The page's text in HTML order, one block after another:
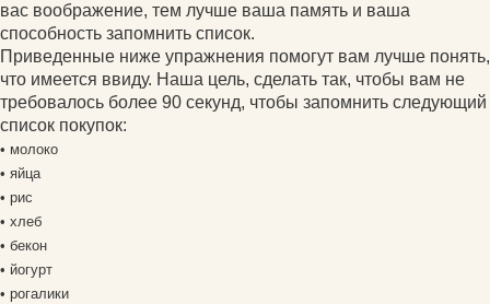
вас воображение, тем лучше ваша память и ваша
способность запомнить список.
Приведенные ниже упражнения помогут вам лучше понять,
что имеется ввиду. Наша цель, сделать так, чтобы вам не
требовалось более 90 секунд, чтобы запомнить следующий
список покупок:
• молоко
• яйца
• рис
• хлеб
• бекон
• йогурт
• рогалики